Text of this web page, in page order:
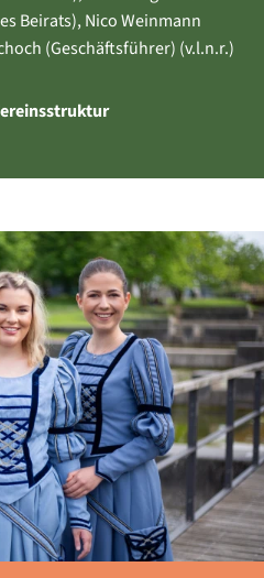
Beirats), Nico Weinmann
(Geschäftsführer) (v.l.n.r.)